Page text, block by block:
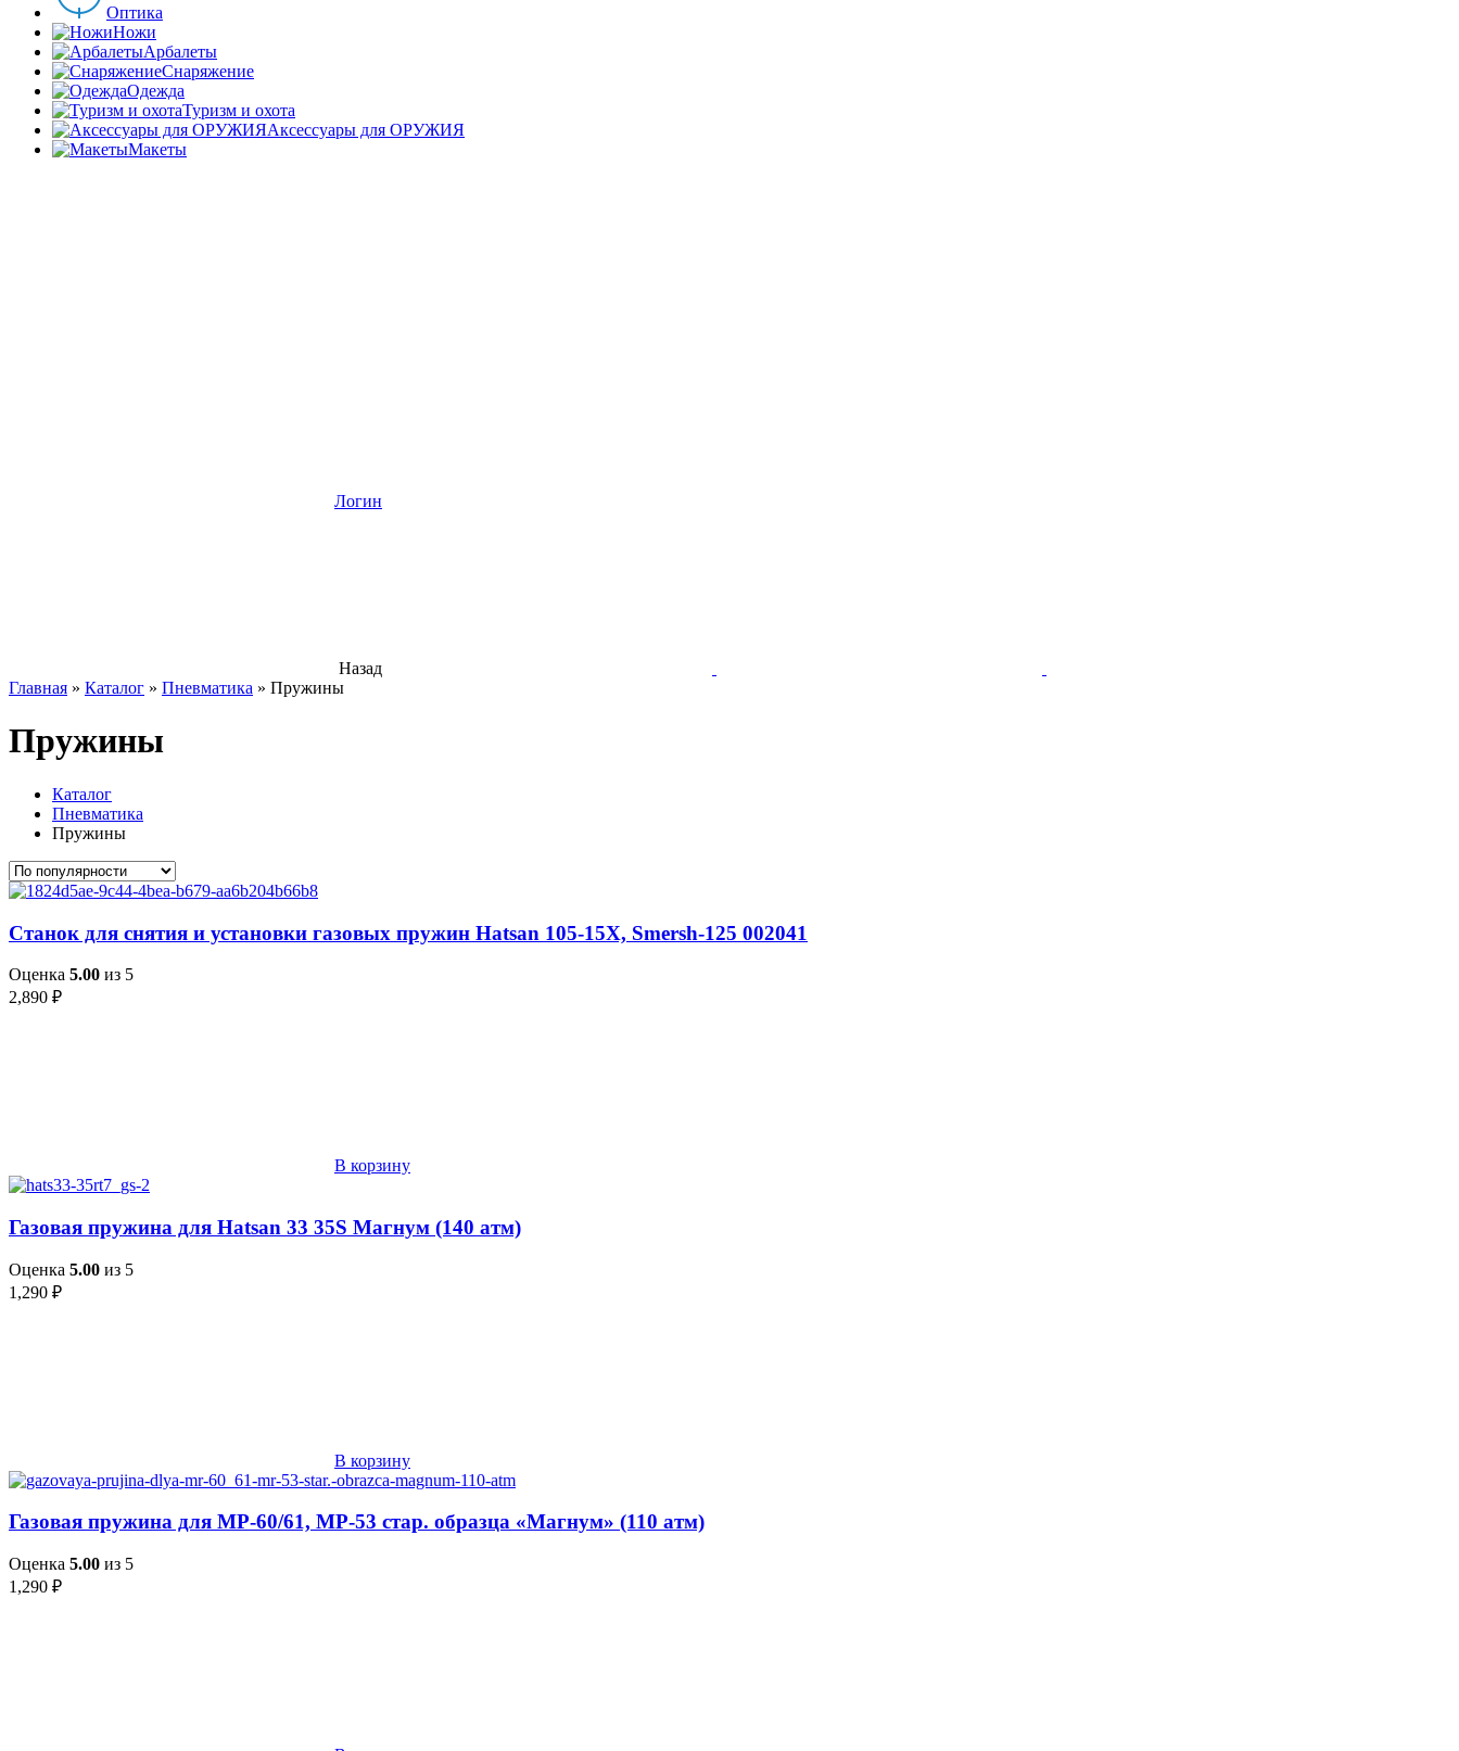
Оптика
Ножи
Арбалеты
Снаряжение
Одежда
Туризм и охота
Аксессуары для ОРУЖИЯ
Макеты
Логин
Назад
Главная » Каталог » Пневматика » Пружины
Пружины
Каталог
Пневматика
Пружины
Станок для снятия и установки газовых пружин Hatsan 105-15X, Smersh-125 002041
Оценка 5.00 из 5
2,890 ₽
В корзину
Газовая пружина для Hatsan 33 35S Магнум (140 атм)
Оценка 5.00 из 5
1,290 ₽
В корзину
Газовая пружина для МР-60/61, МР-53 стар. образца «Магнум» (110 атм)
Оценка 5.00 из 5
1,290 ₽